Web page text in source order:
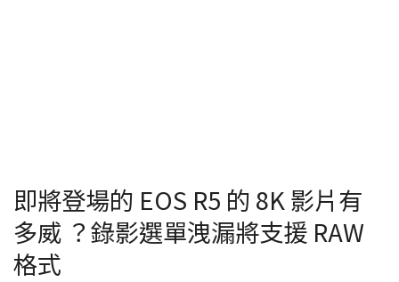
即將登場的 EOS R5 的 8K 影片有
多威 ？錄影選單洩漏將支援 RAW
格式